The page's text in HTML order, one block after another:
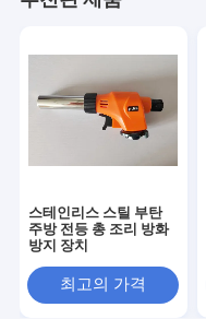
스테인리스 스틸 부탄
주방 전등 총 조리 방화
방지 장치
최고의 가격